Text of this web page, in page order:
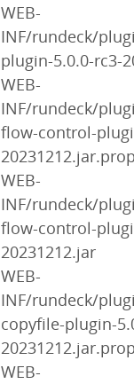
WEB-
INF/rundeck/
plugin-5.0.0-rc3-
WEB-
INF/rundeck/
flow-control-
WEB-
INF/rundeck/
flow-control-
20231212.jar
WEB-
INF/rundeck/
copyfile-plugin-
WEB-